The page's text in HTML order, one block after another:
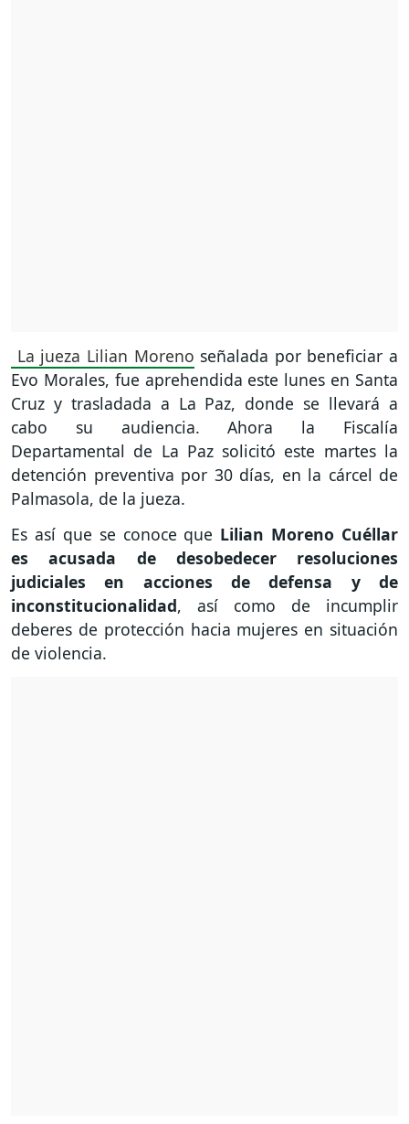
La jueza Lilian Moreno señalada por beneficiar a
Evo Morales, fue aprehendida este lunes en Santa
Cruz y trasladada a La Paz, donde se llevará a
cabo su audiencia. Ahora la Fiscalía
Departamental de La Paz solicitó este martes la
detención preventiva por 30 días, en la cárcel de
Palmasola, de la jueza.
Es así que se conoce que Lilian Moreno Cuéllar
es acusada de desobedecer resoluciones
judiciales en acciones de defensa y de
inconstitucionalidad, así como de incumplir
deberes de protección hacia mujeres en situación
de violencia.